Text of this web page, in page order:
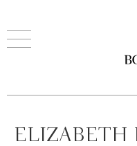
ELIZABETH